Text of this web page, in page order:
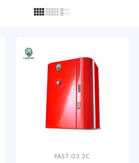
FAST 03 2C